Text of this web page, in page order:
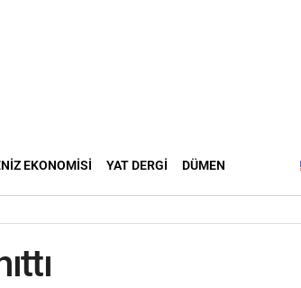
EKONOMISI YAT DERGI DÜMEN